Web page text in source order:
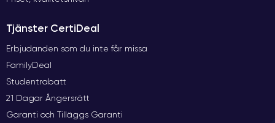
Tjänster CertiDeal
Erbjudanden som du inte får missa
FamilyDeal
Studentrabatt
21 Dagar Ångersrätt
Garanti och Tilläggs Garanti